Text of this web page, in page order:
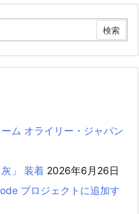
ム オライリー・ジャパン
」 装着 2026年6月26日
プロジェクトに追加す